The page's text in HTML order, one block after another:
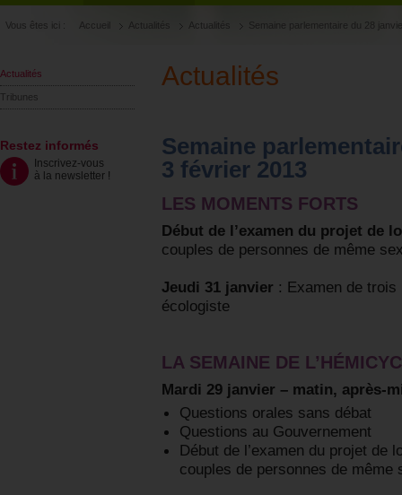
Vous êtes ici : Accueil Actualités Actualités Semaine parlementaire du 28
Actualités
Tribunes
Restez informés
Inscrivez-vous
à la newsletter !
Actualités
Semaine
3 février 2013
LES MOMENTS FORTS
Début de l’examen du projet de
couples de personnes de même
Jeudi 31 janvier : Examen de
écologiste
LA SEMAINE DE
Mardi 29 janvier – matin, après-
Questions orales sans débat
Questions au Gouvernement
Début de l’examen du projet de
couples de personnes de même